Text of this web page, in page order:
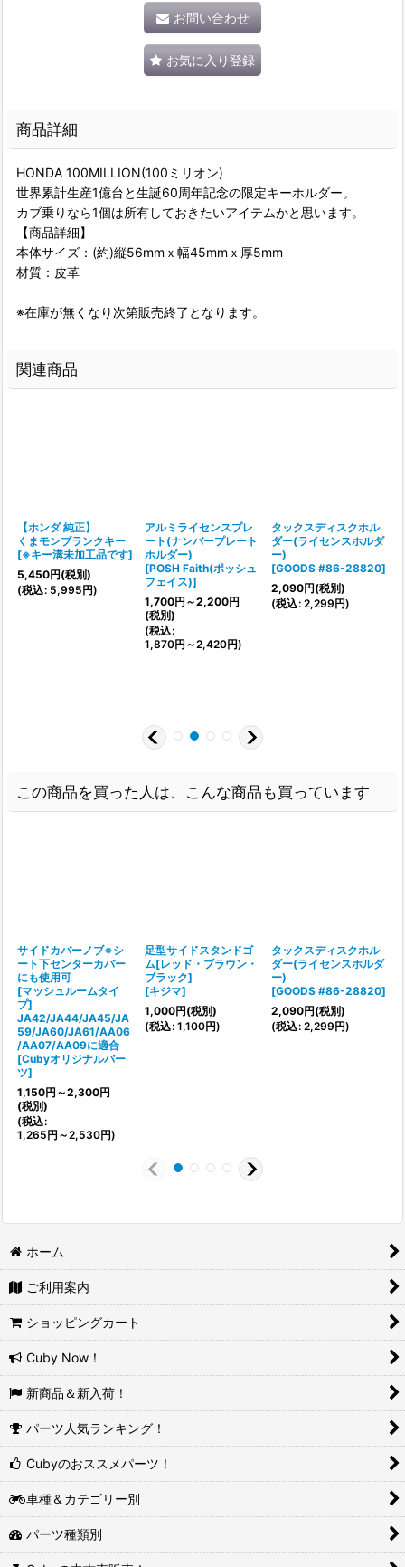
お問い合わせ
お気に入り登録
商品詳細
HONDA 100MILLION(100ミリオン)
世界累計生産1億台と生誕60周年記念の限定キーホルダー。
カブ乗りなら1個は所有しておきたいアイテムかと思います。
【商品詳細】
本体サイズ：(約)縦56mmｘ幅45mmｘ厚5mm
材質：皮革
※在庫が無くなり次第販売終了となります。
関連商品
【ホンダ 純正】
くまモンブランクキー
[※キー溝未加工品です]
5,450円(税別)
(税込: 5,995円)
アルミライセンスプレ
ート(ナンバープレート
ホルダー)
[POSH Faith(ポッシュ
フェイス)]
1,700円 ～2,200円
(税別)
(税込:
1,870円 ～2,420円)
タックスディスクホル
ダー(ライセンスホルダ
ー)
[GOODS #86-28820]
2,090円(税別)
(税込: 2,299円)
この商品を買った人は、こんな商品も買っています
サイドカバーノブ※シ
ート下センターカバー
にも使用可
[マッシュルームタイ
プ]
JA42/JA44/JA45/JA
59/JA60/JA61/AA06
/AA07/AA09に適合
[Cubyオリジナルパー
ツ]
1,150円 ～2,300円
(税別)
(税込:
1,265円 ～2,530円)
足型サイドスタンドゴ
ム[レッド・ブラウン・
ブラック]
[キジマ]
1,000円(税別)
(税込: 1,100円)
タックスディスクホル
ダー(ライセンスホルダ
ー)
[GOODS #86-28820]
2,090円(税別)
(税込: 2,299円)
ホーム
ご利用案内
ショッピングカート
Cuby Now！
新商品＆新入荷！
パーツ人気ランキング！
Cubyのおススメパーツ！
車種＆カテゴリー別
パーツ種類別